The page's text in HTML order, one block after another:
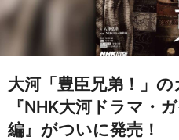
大河「豊臣兄弟！」
『NHK大河ドラマ・
編』がついに発売！